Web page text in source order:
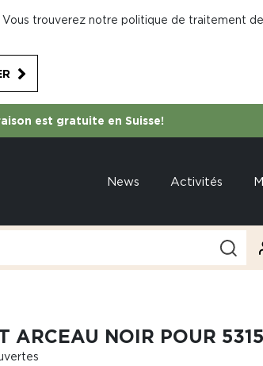
Vous trouverez notre politique de traitement
est gratuite en Suisse!
News Activités
ARCEAU NOIR POUR